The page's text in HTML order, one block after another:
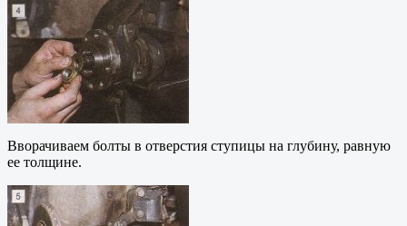
Вворачиваем болты в отверстия ступицы на глубину, равную
ее толщине.